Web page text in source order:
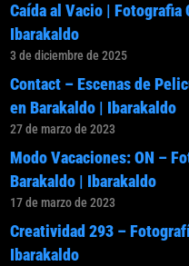
Caída al Vacio | Fotografia
Ibarakaldo
3 de diciembre de 2025
Contact – Escenas de
en Barakaldo | Ibarakaldo
27 de marzo de 2023
Modo Vacaciones: ON –
Barakaldo | Ibarakaldo
17 de marzo de 2023
Creatividad 293 –
Ibarakaldo